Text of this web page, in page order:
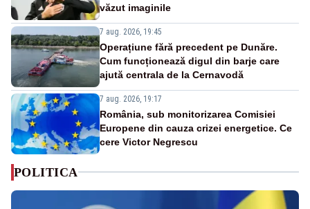
văzut imaginile
7 aug. 2026, 19:45
Operațiune fără precedent pe Dunăre.
Cum funcționează digul din barje care
ajută centrala de la Cernavodă
7 aug. 2026, 19:17
România, sub monitorizarea Comisiei
Europene din cauza crizei energetice. Ce
cere Victor Negrescu
POLITICA